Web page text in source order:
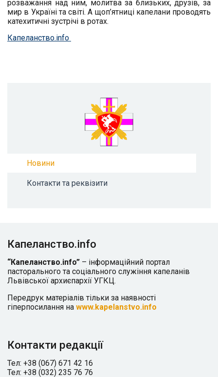
розважання над ним, молитва за близьких, друзів, за
мир в Україні та світі. А щоп’ятниці капелани проводять
катехитичні зустрічі в ротах.
Капеланство.info
Новини
Контакти та реквізити
Капеланство.info
“Капеланство.info” – інформаційний портал
пасторального та соціального служіння капеланів
Львівської архиєпархії УГКЦ.
Передрук матеріалів тільки за наявності
гіперпосилання на www.kapelanstvo.info
Контакти редакції
Тел: +38 (067) 671 42 16
Тел: +38 (032) 235 76 76